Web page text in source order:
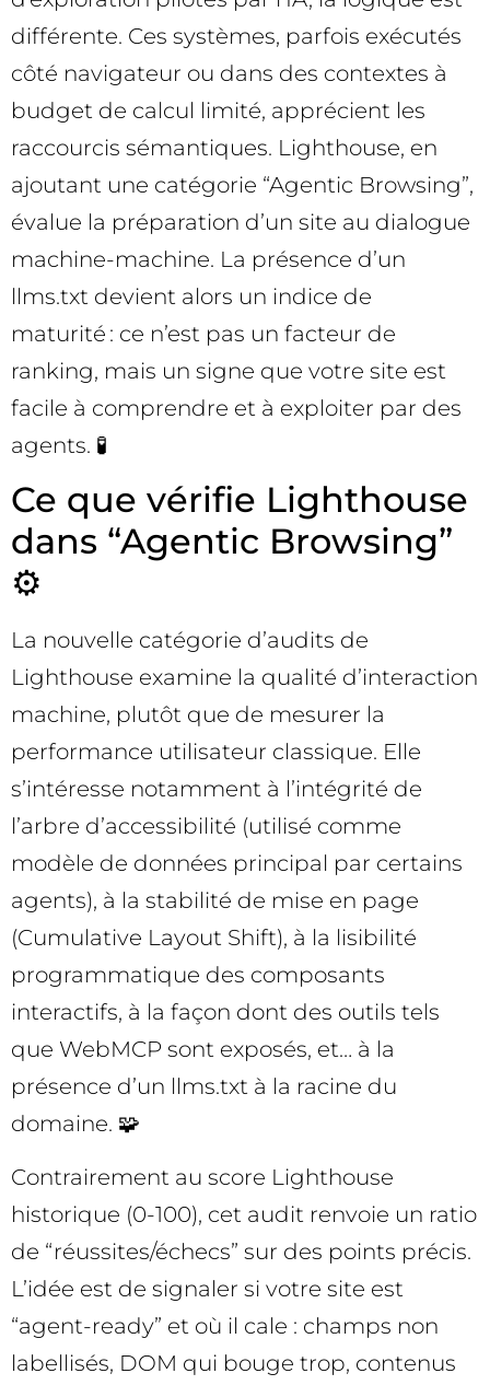
différente. Ces systèmes, parfois exécutés
côté navigateur ou dans des contextes à
budget de calcul limité, apprécient les
raccourcis sémantiques. Lighthouse, en
ajoutant une catégorie “Agentic Browsing”,
évalue la préparation d’un site au dialogue
machine-machine. La présence d’un
llms.txt devient alors un indice de
maturité : ce n’est pas un facteur de
ranking, mais un signe que votre site est
facile à comprendre et à exploiter par des
agents. 🧪
Ce que vérifie Lighthouse
dans “Agentic Browsing”
⚙️
La nouvelle catégorie d’audits de
Lighthouse examine la qualité d’interaction
machine, plutôt que de mesurer la
performance utilisateur classique. Elle
s’intéresse notamment à l’intégrité de
l’arbre d’accessibilité (utilisé comme
modèle de données principal par certains
agents), à la stabilité de mise en page
(Cumulative Layout Shift), à la lisibilité
programmatique des composants
interactifs, à la façon dont des outils tels
que WebMCP sont exposés, et… à la
présence d’un llms.txt à la racine du
domaine. 🧩
Contrairement au score Lighthouse
historique (0-100), cet audit renvoie un ratio
de “réussites/échecs” sur des points précis.
L’idée est de signaler si votre site est
“agent-ready” et où il cale : champs non
labellisés, DOM qui bouge trop, contenus